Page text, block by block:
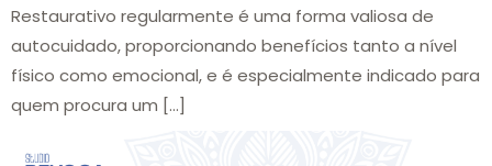
Restaurativo regularmente é uma forma valiosa de
autocuidado, proporcionando benefícios tanto a nível
físico como emocional, e é especialmente indicado para
quem procura um […]